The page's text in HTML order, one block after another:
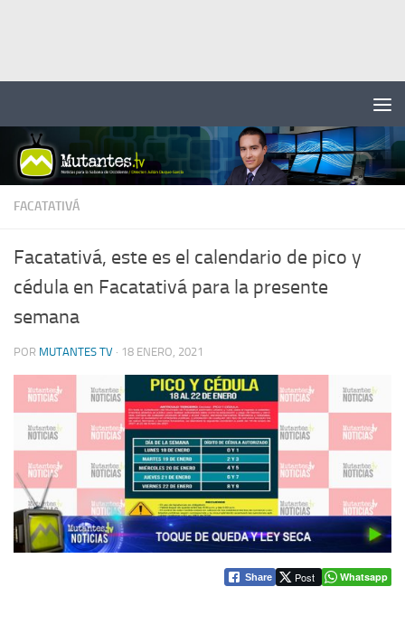
FACATATIVÁ
Facatativá, este es el calendario de pico y
cédula en Facatativá para la presente
semana
POR MUTANTES TV · 18 ENERO, 2021
Share Post Whatsapp